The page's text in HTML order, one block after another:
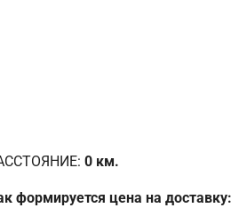
0 км.
формируется цена на доставку: